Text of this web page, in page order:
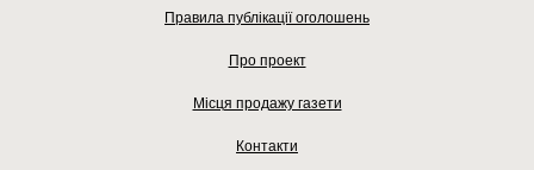
Правила публікації оголошень
Про проект
Місця продажу газети
Контакти